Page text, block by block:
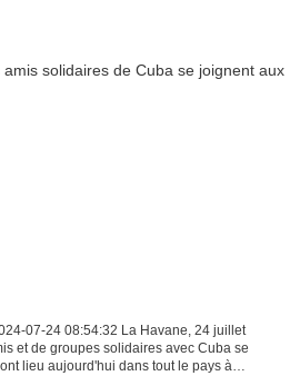
07-24 08:54:32 La Havane, 24 juillet
et de groupes solidaires avec Cuba se
lieu aujourd'hui dans tout le pays à